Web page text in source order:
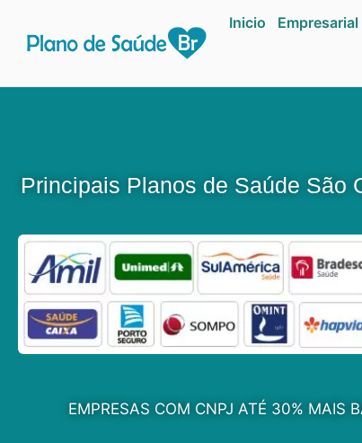
Inicio Empresarial
Principais Planos de Saúde São
EMPRESAS COM CNPJ ATÉ 30% MAIS